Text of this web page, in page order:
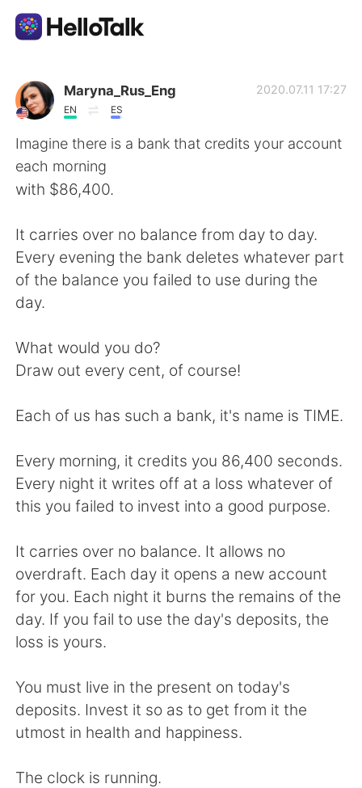
Aplikasi Pertukaran Bahasa
AI Grammar Checker
Indonesia
English 简体中文
繁體中文 Español
Deutsch 日本語
한국어 Русский
Türkçe Tiếng Việt
Maryna_Rus_Eng
EN ES
2020.07.11 17:27
Imagine there is a bank that credits your account
each morning
with $86,400.
It carries over no balance from day to day.
Every evening the bank deletes whatever part
of the balance you failed to use during the
day.
What would you do?
Draw out every cent, of course!
Each of us has such a bank, it's name is TIME.
Every morning, it credits you 86,400 seconds.
Every night it writes off at a loss whatever of
this you failed to invest into a good purpose.
It carries over no balance. It allows no
overdraft. Each day it opens a new account
for you. Each night it burns the remains of the
day. If you fail to use the day's deposits, the
loss is yours.
You must live in the present on today's
deposits. Invest it so as to get from it the
utmost in health and happiness.
The clock is running.